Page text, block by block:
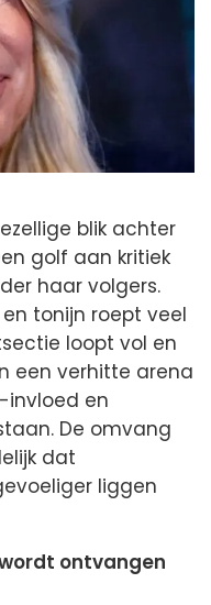
blik achter
golf aan kritiek
haar volgers.
tonijn roept veel
loopt vol en
een verhitte arena
invloed en
De omvang
dat
liggen
ontvangen